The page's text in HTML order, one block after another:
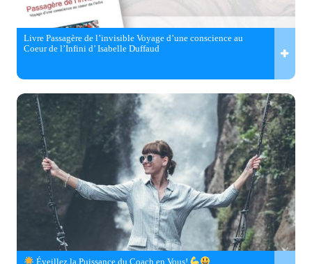
Livre Passagère de l’invisible Voyage d’une conscience au
Coeur de l’Infini d’ Isabelle Duffaud
Éveillez la Puissance du Coach en Vous!